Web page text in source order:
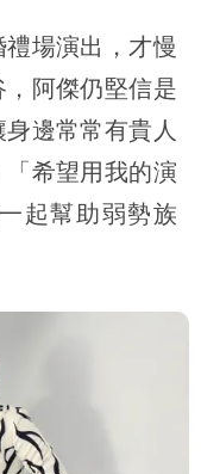
場演出，才慢
阿傑仍堅信是
邊常常有貴人
希望用我的演
起幫助弱勢族